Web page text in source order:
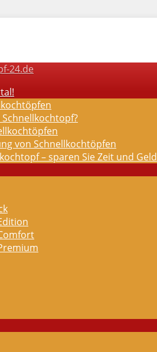
24.de
von Schnellkochtöpfen
– sparen Sie Zeit und Geld